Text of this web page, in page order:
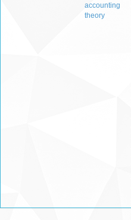
accounting
theory